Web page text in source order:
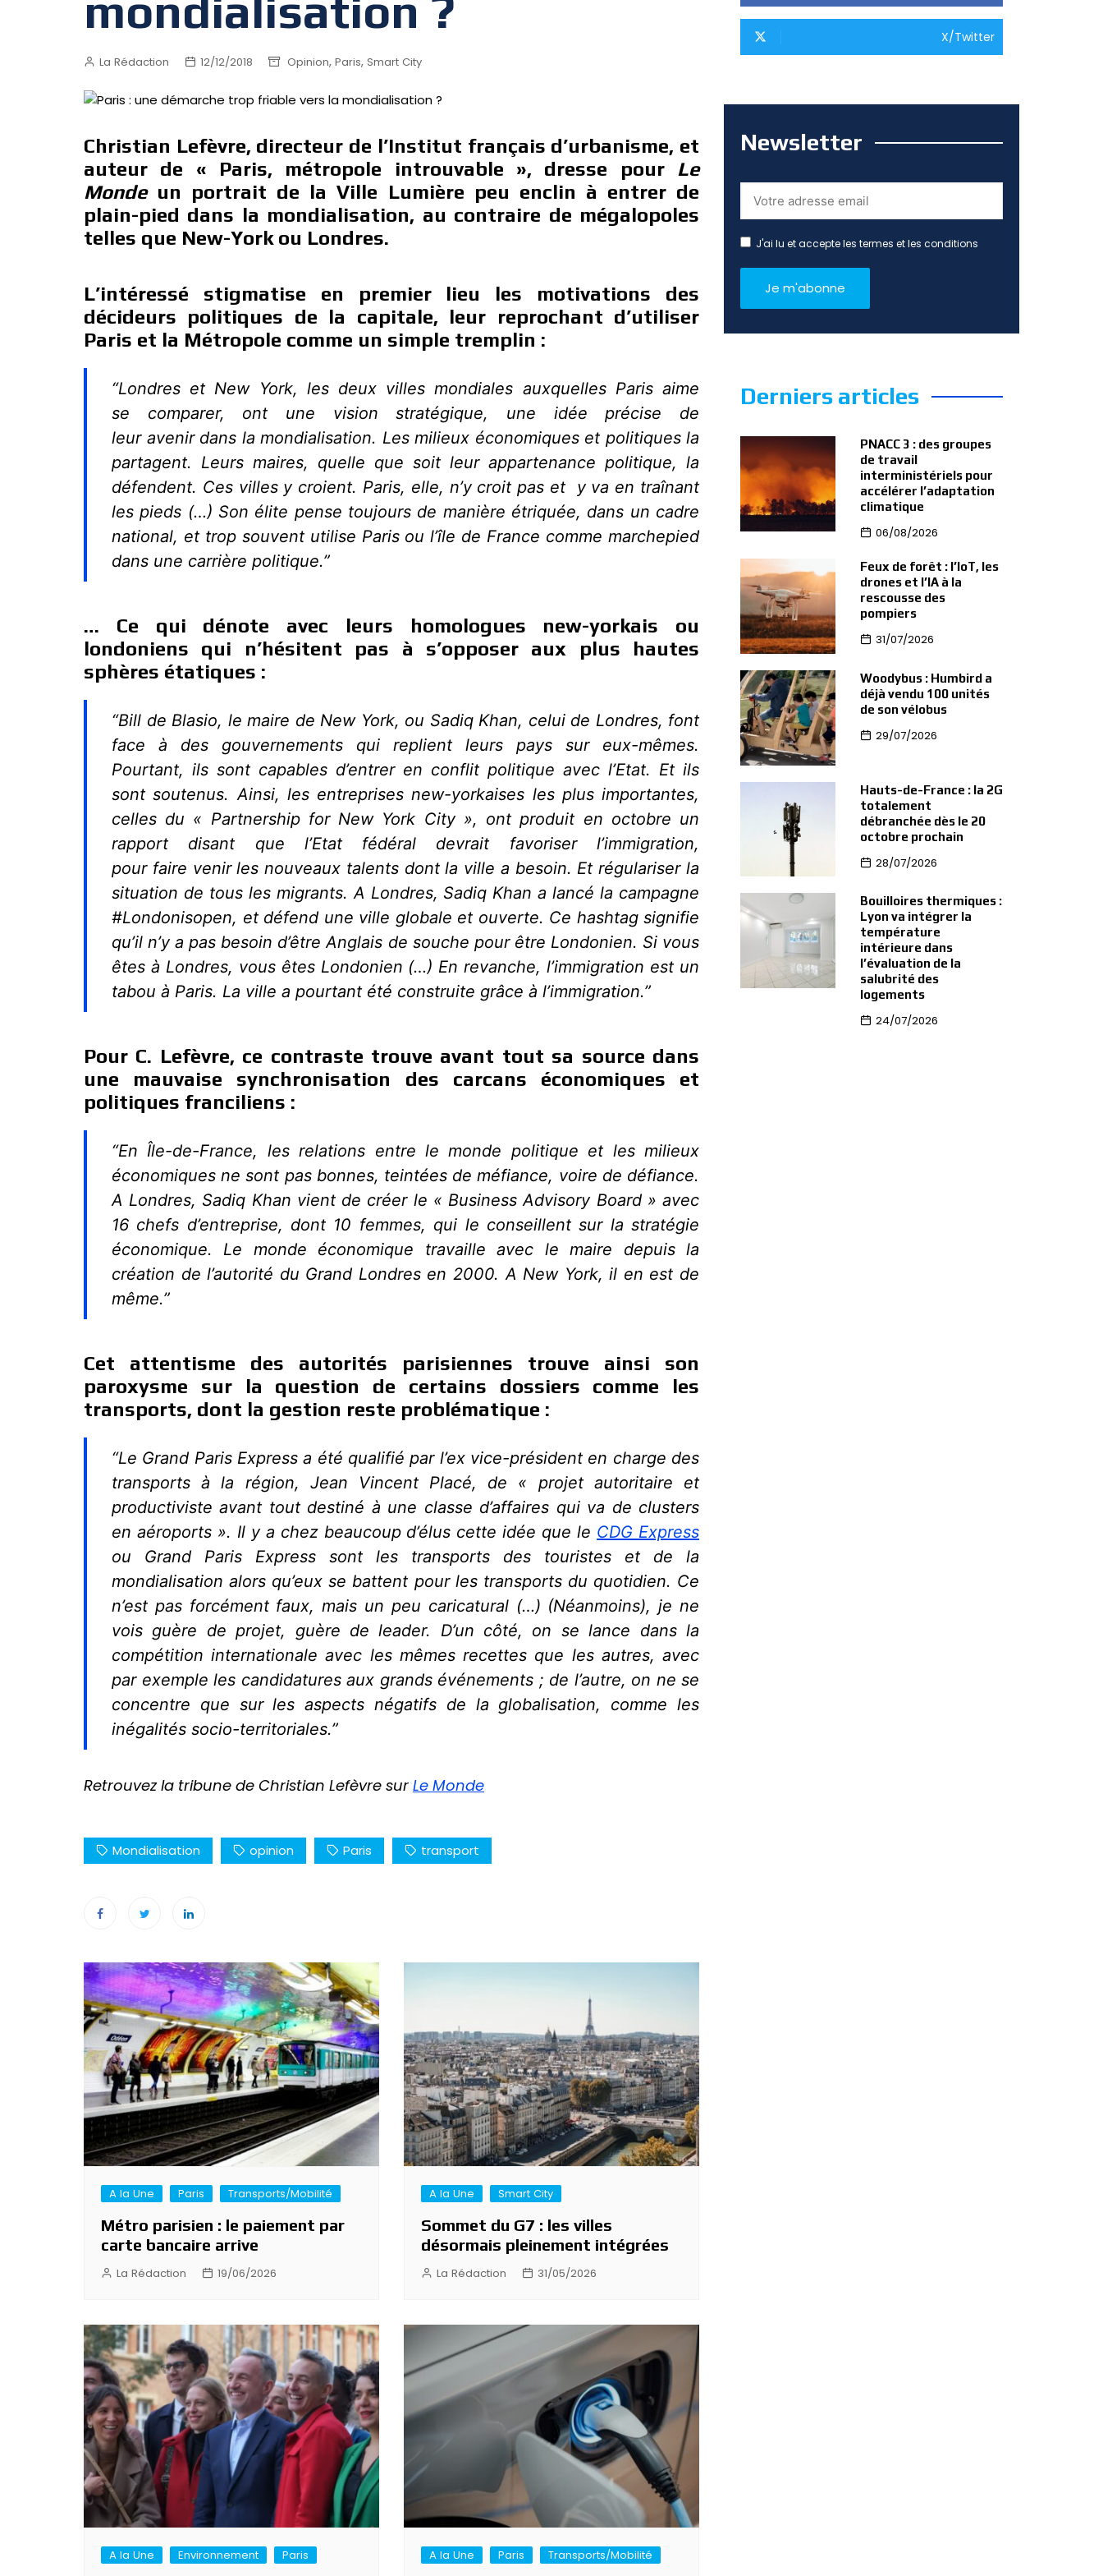
La Rédaction 12/12/2018 Opinion, Paris, Smart City
Christian Lefèvre, directeur de l’Institut français d’urbanisme, et
auteur de « Paris, métropole introuvable », dresse pour Le
Mondeun portrait de la Ville Lumière peu enclin à entrer de
plain-pied dans la mondialisation, au contraire de mégalopoles
telles que New-York ou Londres.
L’intéressé stigmatise en premier lieu les motivations des
décideurs politiques de la capitale, leur reprochant d’utiliser
Paris et la Métropole comme un simple tremplin :
“Londres et New York, les deux villes mondiales auxquelles Paris aime
se comparer, ont une vision stratégique, une idée précise de
leur avenir dans la mondialisation. Les milieux économiques et politiques la
partagent. Leurs maires, quelle que soit leur appartenance politique, la
défendent. Ces villes y croient. Paris, elle, n’y croit pas et y va en traînant
les pieds (…) Son élite pense toujours de manière étriquée, dans un cadre
national, et trop souvent utilise Paris ou l’île de France comme marchepied
dans une carrière politique.”
… Ce qui dénote avec leurs homologues new-yorkais ou
londoniens qui n’hésitent pas à s’opposer aux plus hautes
sphères étatiques :
“Bill de Blasio, le maire de New York, ou Sadiq Khan, celui de Londres, font
face à des gouvernements qui replient leurs pays sur eux-mêmes.
Pourtant, ils sont capables d’entrer en conflit politique avec l’Etat. Et ils
sont soutenus. Ainsi, les entreprises new-yorkaises les plus importantes,
celles du « Partnership for New York City », ont produit en octobre un
rapport disant que l’Etat fédéral devrait favoriser l’immigration,
pour faire venir les nouveaux talents dont la ville a besoin. Et régulariser la
situation de tous les migrants. A Londres, Sadiq Khan a lancé la campagne
#Londonisopen, et défend une ville globale et ouverte. Ce hashtag signifie
qu’il n’y a pas besoin d’être Anglais de souche pour être Londonien. Si vous
êtes à Londres, vous êtes Londonien (…) En revanche, l’immigration est un
tabou à Paris. La ville a pourtant été construite grâce à l’immigration.”
Pour C. Lefèvre, ce contraste trouve avant tout sa source dans
une mauvaise synchronisation des carcans économiques et
politiques franciliens :
“En Île-de-France, les relations entre le monde politique et les milieux
économiques ne sont pas bonnes, teintées de méfiance, voire de défiance.
A Londres, Sadiq Khan vient de créer le « Business Advisory Board » avec
16 chefs d’entreprise, dont 10 femmes, qui le conseillent sur la stratégie
économique. Le monde économique travaille avec le maire depuis la
création de l’autorité du Grand Londres en 2000. A New York, il en est de
même.”
Cet attentisme des autorités parisiennes trouve ainsi son
paroxysme sur la question de certains dossiers comme les
transports, dont la gestion reste problématique :
“Le Grand Paris Express a été qualifié par l’ex vice-président en charge des
transports à la région, Jean Vincent Placé, de « projet autoritaire et
productiviste avant tout destiné à une classe d’affaires qui va de clusters
en aéroports ». Il y a chez beaucoup d’élus cette idée que le CDG Express
ou Grand Paris Express sont les transports des touristes et de la
mondialisation alors qu’eux se battent pour les transports du quotidien. Ce
n’est pas forcément faux, mais un peu caricatural (…) (Néanmoins), je ne
vois guère de projet, guère de leader. D’un côté, on se lance dans la
compétition internationale avec les mêmes recettes que les autres, avec
par exemple les candidatures aux grands événements ; de l’autre, on ne se
concentre que sur les aspects négatifs de la globalisation, comme les
inégalités socio-territoriales.”
Retrouvez la tribune de Christian Lefèvre sur Le Monde
Mondialisation opinion Paris transport
Navigation
de
l’article
A la Une Paris Transports/Mobilité
Métro parisien : le paiement par
carte bancaire arrive
La Rédaction 19/06/2026
A la Une Smart City
Sommet du G7 : les villes
désormais pleinement intégrées
La Rédaction 31/05/2026
A la Une Environnement Paris A la Une Paris Transports/Mobilité
X/Twitter
Newsletter
J'ai lu et accepte les termes et les conditions
Derniers articles
PNACC 3 : des groupes
de travail
interministériels pour
accélérer l’adaptation
climatique
06/08/2026
Feux de forêt : l’IoT, les
drones et l’IA à la
rescousse des
pompiers
31/07/2026
Woodybus : Humbird a
déjà vendu 100 unités
de son vélobus
29/07/2026
Hauts-de-France : la 2G
totalement
débranchée dès le 20
octobre prochain
28/07/2026
Bouilloires thermiques :
Lyon va intégrer la
température
intérieure dans
l’évaluation de la
salubrité des
logements
24/07/2026